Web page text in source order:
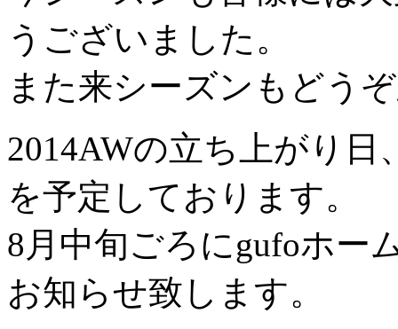
うございました。
また来シーズンもどう
2014AWの立ち上がり
を予定しております。
8月中旬ごろにgufoホー
お知らせ致します。